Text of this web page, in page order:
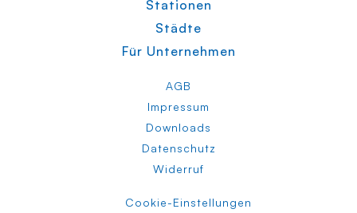
Stationen
Städte
Für Unternehmen
AGB
Impressum
Downloads
Datenschutz
Widerruf
Cookie-Einstellungen